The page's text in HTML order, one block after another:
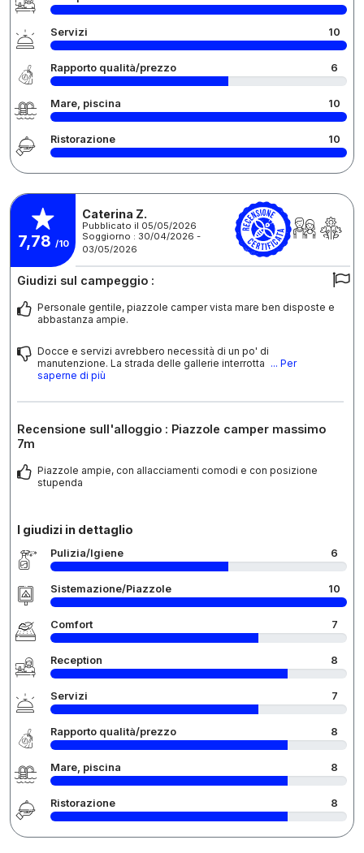
Servizi 10
Rapporto qualità/prezzo 6
Mare, piscina 10
Ristorazione 10
7,78 /10
Caterina Z.
Pubblicato il 05/05/2026
Soggiorno : 30/04/2026 -
03/05/2026
Giudizi sul campeggio :
Personale gentile, piazzole camper vista mare ben disposte e
abbastanza ampie.
Docce e servizi avrebbero necessità di un po' di
manutenzione. La strada delle gallerie interrotta ... Per
saperne di più
Recensione sull'alloggio : Piazzole camper massimo
7m
Piazzole ampie, con allacciamenti comodi e con posizione
stupenda
I giudizi in dettaglio
Pulizia/Igiene 6
Sistemazione/Piazzole 10
Comfort 7
Reception 8
Servizi 7
Rapporto qualità/prezzo 8
Mare, piscina 8
Ristorazione 8